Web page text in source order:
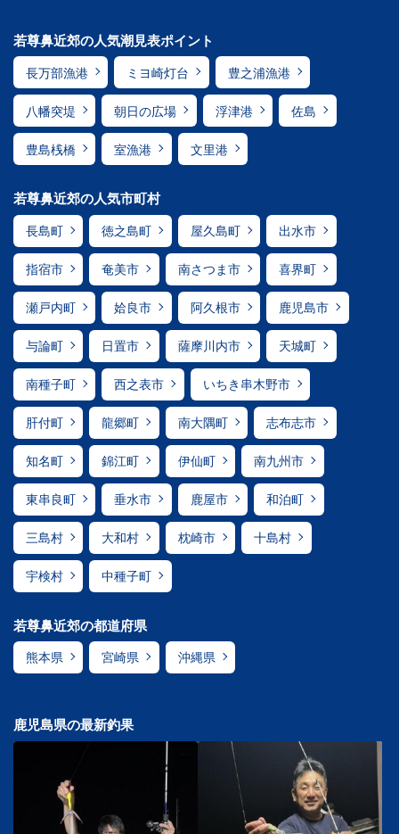
若尊鼻近郊の人気潮見表ポイント
長万部漁港 ミヨ崎灯台 豊之浦漁港
八幡突堤 朝日の広場 浮津港 佐島
豊島桟橋 室漁港 文里港
若尊鼻近郊の人気市町村
長島町 徳之島町 屋久島町 出水市
指宿市 奄美市 南さつま市 喜界町
瀬戸内町 姶良市 阿久根市 鹿児島市
与論町 日置市 薩摩川内市 天城町
南種子町 西之表市 いちき串木野市
肝付町 龍郷町 南大隅町 志布志市
知名町 錦江町 伊仙町 南九州市
東串良町 垂水市 鹿屋市 和泊町
三島村 大和村 枕崎市 十島村
宇検村 中種子町
若尊鼻近郊の都道府県
熊本県 宮崎県 沖縄県
鹿児島県の最新釣果